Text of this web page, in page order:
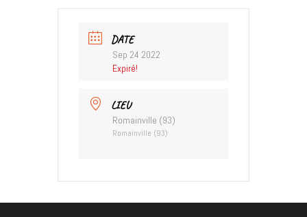
DATE
Sep 24 2022
Expiré!
LIEU
Romainville (93)
Romainville (93)